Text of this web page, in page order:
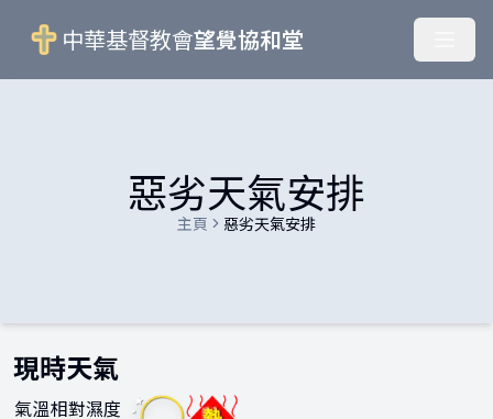
中華基督教會望覺協和堂
惡劣天氣安排
主頁 惡劣天氣安排
現時天氣
氣溫相對濕度